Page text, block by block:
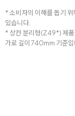
* 소비자의 이해를 돕기
있습니다.
* 상칸 분리형(Z49*) 제
가로 길이 740mm 기준입